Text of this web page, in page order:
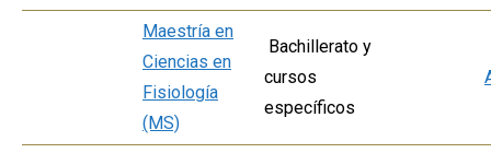
Maestría en
Ciencias en
Fisiología
(MS)
Bachillerato y
cursos
específicos